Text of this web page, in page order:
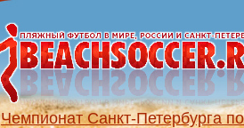
Чемпионат Санкт-Петербурга